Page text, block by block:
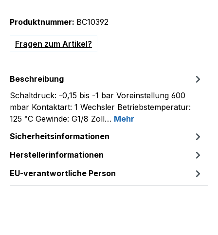
Produktnummer: BC10392
Fragen zum Artikel?
Beschreibung
Schaltdruck: -0,15 bis -1 bar Voreinstellung 600
mbar Kontaktart: 1 Wechsler Betriebstemperatur:
125 °C Gewinde: G1/8 Zoll… Mehr
Sicherheitsinformationen
Herstellerinformationen
EU-verantwortliche Person